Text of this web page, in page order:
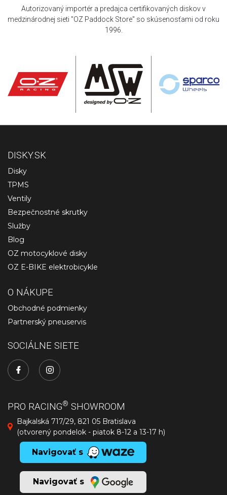
Autorizovaný importér a predajca certifikovaných diskov v
medzinárodnej sieti "OZ Paddock Store" so skúsenosťami od roku
1996.
DISKY.SK
Disky
TPMS
Ventily
Bezpečnostné skrutky
Služby
Blog
OZ motocyklové disky
OZ E-BIKE elektrobicykle
O NÁKUPE
Obchodné podmienky
Partnerský pneuservis
SOCIÁLNE SIETE
PRO RACING® SHOWROOM
Bajkalská 717/29, 821 05 Bratislava
(otvorený pondelok - piatok 8-12 a 13-17 h)
Navigovať s
Navigovať s